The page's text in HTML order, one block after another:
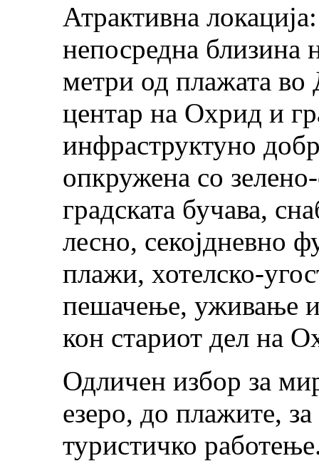
Атрактивна
непосредна близина
метри од плажата
центар на Охрид и
инфраструктуно
опкружена со
градската бучава,
лесно, секојдневно
плажи, хотелско-
пешачење, уживање и
кон стариот дел на
Одличен избор за
езеро, до плажите,
туристичко